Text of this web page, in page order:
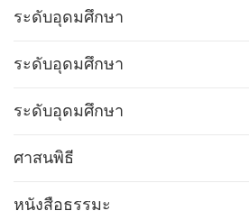
ระดับอุดมศึกษา
ระดับอุดมศึกษา
ระดับอุดมศึกษา
ศาสนพิธี
หนังสือธรรมะ